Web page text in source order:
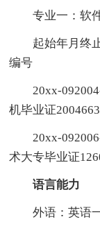
专业一：软件
起始年月终止
编号
20xx-092004-
机毕业证2004663
20xx-092006-
术大专毕业证
语言能力
外语：英语一